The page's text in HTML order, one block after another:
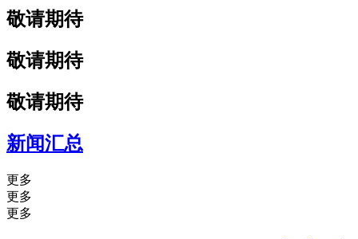
敬请期待
敬请期待
敬请期待
新闻汇总
更多
更多
更多